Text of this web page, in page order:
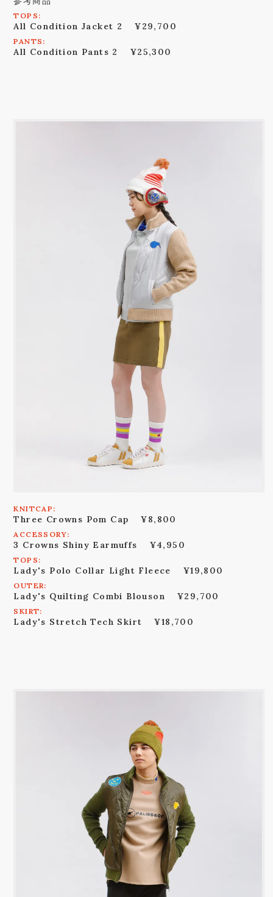
TOPS:
All Condition Jacket 2 ¥29,700
PANTS:
All Condition Pants 2 ¥25,300
KNITCAP:
Three Crowns Pom Cap ¥8,800
ACCESSORY:
3 Crowns Shiny Earmuffs ¥4,950
TOPS:
Lady's Polo Collar Light Fleece ¥19,800
OUTER:
Lady's Quilting Combi Blouson ¥29,700
SKIRT:
Lady's Stretch Tech Skirt ¥18,700